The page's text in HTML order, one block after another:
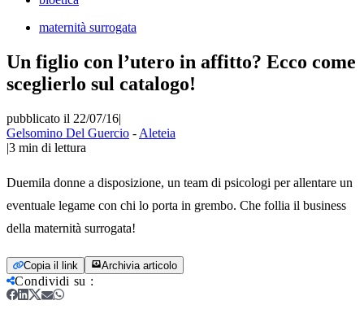
maternità surrogata
Un figlio con l’utero in affitto? Ecco come
sceglierlo sul catalogo!
pubblicato il 22/07/16|
Gelsomino Del Guercio - Aleteia
|3 min di lettura
Duemila donne a disposizione, un team di psicologi per allentare un
eventuale legame con chi lo porta in grembo. Che follia il business
della maternità surrogata!
Copia il link Archivia articolo
Condividi su :